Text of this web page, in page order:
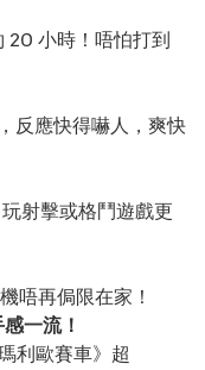
20 小時！唔怕打到
反應快得嚇人，爽快
射擊或格鬥遊戲更
唔再侷限在家！
一流！
利歐賽車》超